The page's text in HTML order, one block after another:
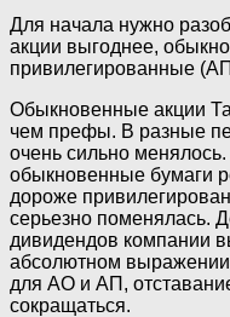
Для начала нужно
акции выгоднее,
привилегированные
Обыкновенные акции
чем префы. В разные
очень сильно
обыкновенные бумаги
дороже
серьезно поменялась.
дивидендов компании
абсолютном
для АО и АП,
сокращаться.